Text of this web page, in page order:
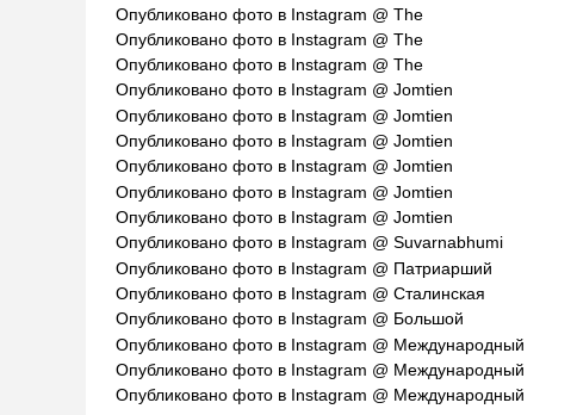
Опубликовано фото в Instagram @ The
Опубликовано фото в Instagram @ The
Опубликовано фото в Instagram @ The
Опубликовано фото в Instagram @ Jomtien
Опубликовано фото в Instagram @ Jomtien
Опубликовано фото в Instagram @ Jomtien
Опубликовано фото в Instagram @ Jomtien
Опубликовано фото в Instagram @ Jomtien
Опубликовано фото в Instagram @ Jomtien
Опубликовано фото в Instagram @ Suvarnabhumi
Опубликовано фото в Instagram @ Патриарший
Опубликовано фото в Instagram @ Сталинская
Опубликовано фото в Instagram @ Большой
Опубликовано фото в Instagram @ Международный
Опубликовано фото в Instagram @ Международный
Опубликовано фото в Instagram @ Международный